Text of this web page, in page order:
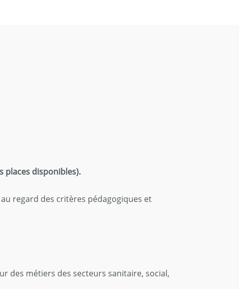
places disponibles).
regard des critères pédagogiques et
des métiers des secteurs sanitaire, social,